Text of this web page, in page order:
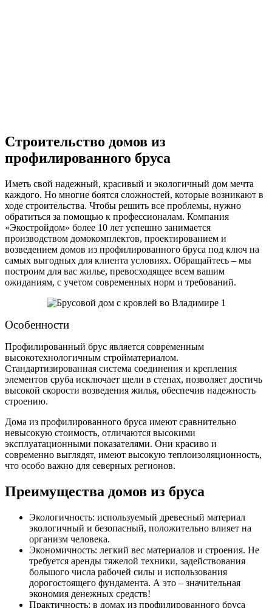
Строительство домов из
профилированного бруса
Иметь свой надежный, красивый и экологичный дом мечта
каждого. Но многие боятся сложностей, которые возникают в
ходе строительства. Чтобы решить все проблемы, нужно
обратиться за помощью к профессионалам. Компания
«Экостройдом» более 10 лет успешно занимается
производством домокомплектов, проектированием и
возведением домов из профилированного бруса под ключ на
самых выгодных для клиента условиях. Обращайтесь – мы
построим для вас жилье, превосходящее всем вашим
ожиданиям, с учетом современных норм и требований.
Особенности
Профилированный брус является современным
высокотехнологичным стройматериалом.
Стандартизированная система соединения и крепления
элементов сруба исключает щели в стенах, позволяет достичь
высокой скорости возведения жилья, обеспечив надежность
строению.
Дома из профилированного бруса имеют сравнительно
невысокую стоимость, отличаются высокими
эксплуатационными показателями. Они красиво и
современно выглядят, имеют высокую теплоизоляционность,
что особо важно для северных регионов.
Преимущества домов из бруса
Экологичность: используемый древесный материал
экологичный и безопасный, положительно влияет на
организм человека.
Экономичность: легкий вес материалов и строения. Не
требуется аренды тяжелой техники, задействования
большого числа рабочей силы и использования
дорогостоящего фундамента. А это – значительная
экономия денежных средств!
Практичность: в домах из профилированного бруса